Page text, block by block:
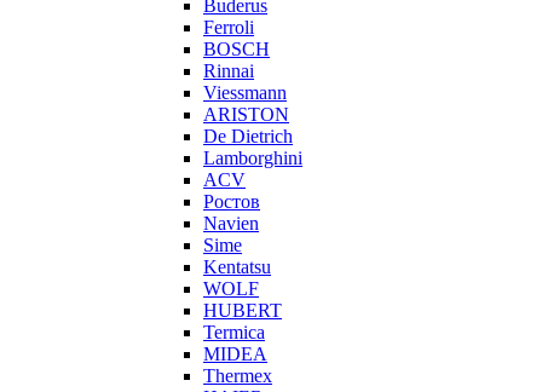
Buderus
Ferroli
BOSCH
Rinnai
Viessmann
ARISTON
De Dietrich
Lamborghini
ACV
Ростов
Navien
Sime
Kentatsu
WOLF
HUBERT
Termica
MIDEA
Thermex